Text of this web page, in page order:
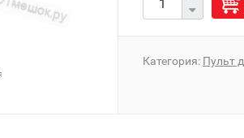
Категория: Пульт